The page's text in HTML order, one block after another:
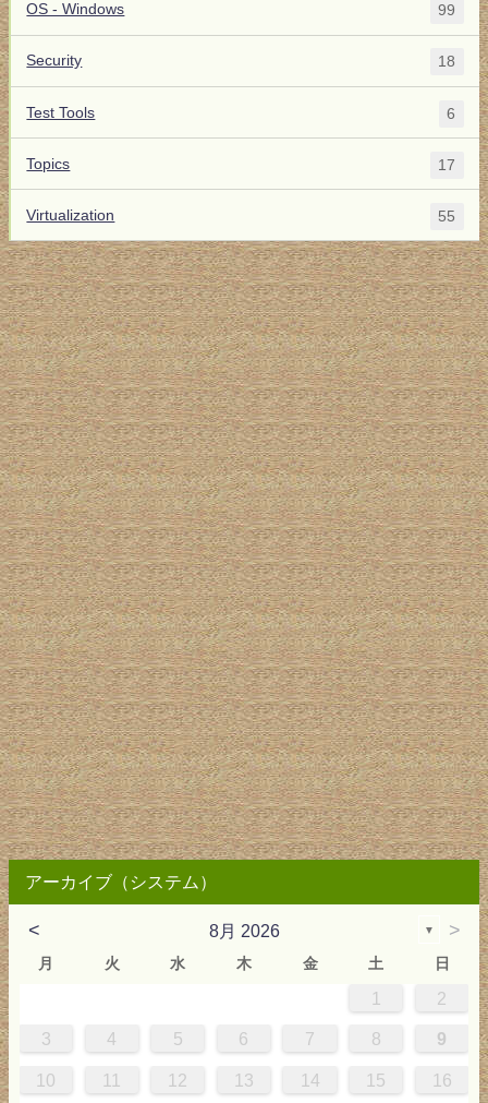
OS - Windows 99
Security 18
Test Tools 6
Topics 17
Virtualization 55
アーカイブ（システム）
< 8月 2026 ▼ >
月 火 水 木 金 土 日
1 2
3 4 5 6 7 8 9
10 11 12 13 14 15 16